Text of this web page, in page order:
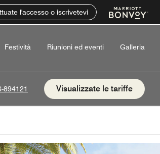
l'accesso o iscrivetevi
Festività Riunioni ed eventi Galleria
894121 Visualizzate le tariffe